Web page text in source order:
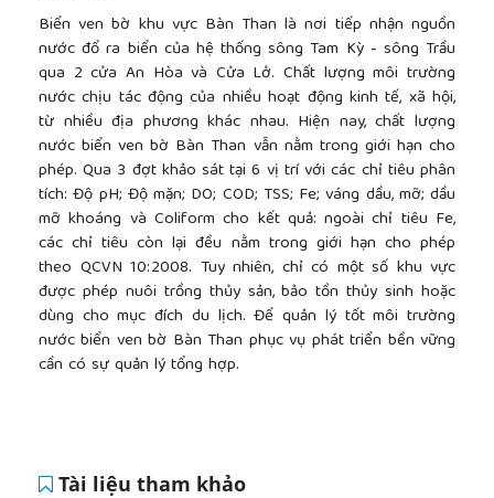
Biển ven bờ khu vực Bàn Than là nơi tiếp nhận nguồn
nước đổ ra biển của hệ thống sông Tam Kỳ - sông Trầu
qua 2 cửa An Hòa và Cửa Lở. Chất lượng môi trường
nước chịu tác động của nhiều hoạt động kinh tế, xã hội,
từ nhiều địa phương khác nhau. Hiện nay, chất lượng
nước biển ven bờ Bàn Than vẫn nằm trong giới hạn cho
phép. Qua 3 đợt khảo sát tại 6 vị trí với các chỉ tiêu phân
tích: Độ pH; Độ mặn; DO; COD; TSS; Fe; váng dầu, mỡ; dầu
mỡ khoáng và Coliform cho kết quả: ngoài chỉ tiêu Fe,
các chỉ tiêu còn lại đều nằm trong giới hạn cho phép
theo QCVN 10:2008. Tuy nhiên, chỉ có một số khu vực
được phép nuôi trồng thủy sản, bảo tồn thủy sinh hoặc
dùng cho mục đích du lịch. Để quản lý tốt môi trường
nước biển ven bờ Bàn Than phục vụ phát triển bền vững
cần có sự quản lý tổng hợp.
Tài liệu tham khảo